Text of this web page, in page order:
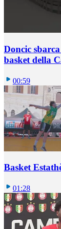
Doncic
basket della
00:59
Basket
01:28